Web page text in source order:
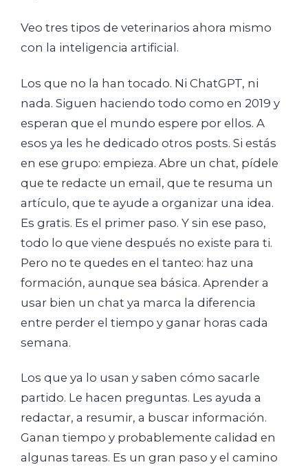
Veo tres tipos de veterinarios ahora mismo
con la inteligencia artificial.
Los que no la han tocado. Ni ChatGPT, ni
nada. Siguen haciendo todo como en 2019 y
esperan que el mundo espere por ellos. A
esos ya les he dedicado otros posts. Si estás
en ese grupo: empieza. Abre un chat, pídele
que te redacte un email, que te resuma un
artículo, que te ayude a organizar una idea.
Es gratis. Es el primer paso. Y sin ese paso,
todo lo que viene después no existe para ti.
Pero no te quedes en el tanteo: haz una
formación, aunque sea básica. Aprender a
usar bien un chat ya marca la diferencia
entre perder el tiempo y ganar horas cada
semana.
Los que ya lo usan y saben cómo sacarle
partido. Le hacen preguntas. Les ayuda a
redactar, a resumir, a buscar información.
Ganan tiempo y probablemente calidad en
algunas tareas. Es un gran paso y el camino